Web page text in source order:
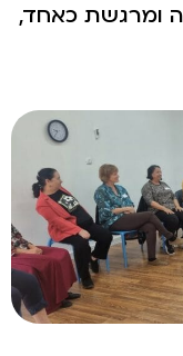
ומרגשת כאחד,